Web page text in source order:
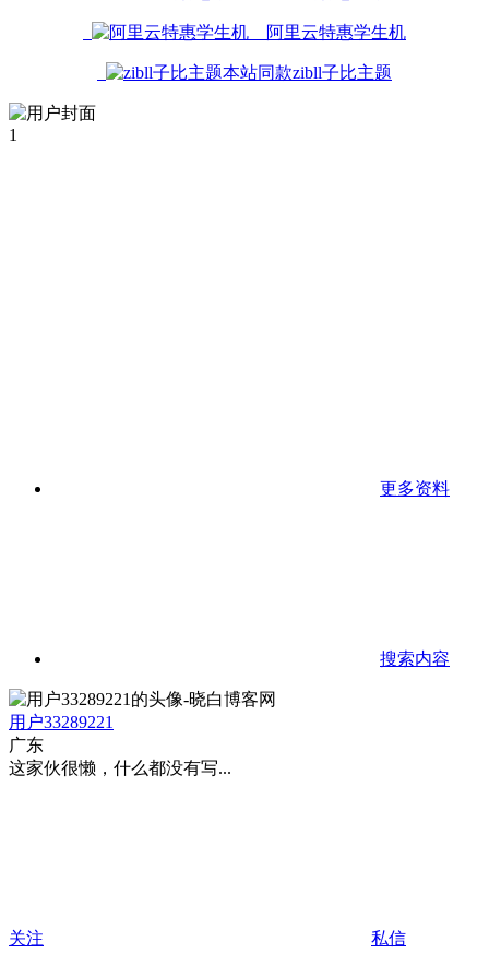
阿里云特惠学生机
本站同款zibll子比主题
1
更多资料
搜索内容
用户33289221
广东
这家伙很懒，什么都没有写...
关注 私信